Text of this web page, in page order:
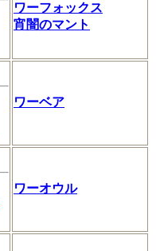
ワーフォックス
宵闇のマント
ワーベア
ワーオウル